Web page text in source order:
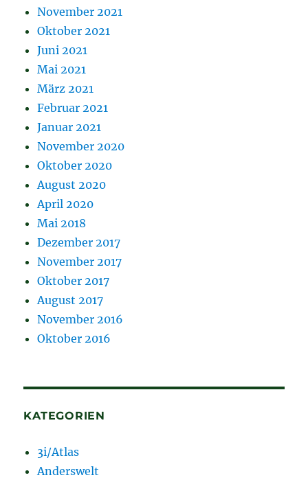
November 2021
Oktober 2021
Juni 2021
Mai 2021
März 2021
Februar 2021
Januar 2021
November 2020
Oktober 2020
August 2020
April 2020
Mai 2018
Dezember 2017
November 2017
Oktober 2017
August 2017
November 2016
Oktober 2016
KATEGORIEN
3i/Atlas
Anderswelt